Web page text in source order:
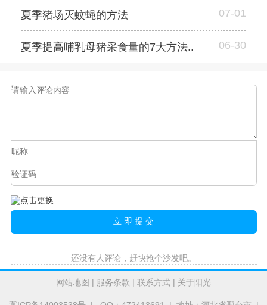
夏季猪场灭蚊蝇的方法 07-01
夏季提高哺乳母猪采食量的7大方法.. 06-30
还没有人评论，赶快抢个沙发吧。
网站地图 | 服务条款 | 联系方式 | 关于阳光